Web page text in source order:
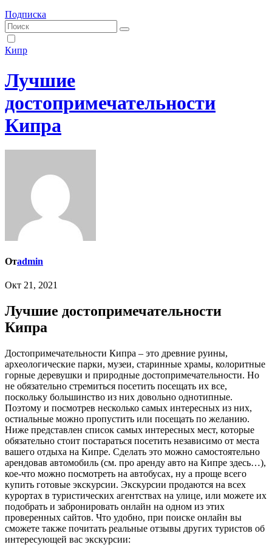
Подписка
Кипр
Лучшие
достопримечательности
Кипра
Отadmin
Окт 21, 2021
Лучшие достопримечательности
Кипра
Достопримечательности Кипра – это древние руины,
археологические парки, музеи, старинные храмы, колоритные
горные деревушки и природные достопримечательности. Но
не обязательно стремиться посетить посещать их все,
поскольку большинство из них довольно однотипные.
Поэтому и посмотрев несколько самых интересных из них,
остиальные можно пропустить или посещать по желанию.
Ниже представлен список самых интересных мест, которые
обязательно стоит постараться посетить независимо от места
вашего отдыха на Кипре. Сделать это можно самостоятельно
арендовав автомобиль (см. про аренду авто на Кипре здесь…),
кое-что можно посмотреть на автобусах, ну а проще всего
купить готовые экскурсии. Экскурсии продаются на всех
курортах в туристических агентствах на улице, или можете их
подобрать и забронировать онлайн на одном из этих
проверенных сайтов. Что удобно, при поиске онлайн вы
сможете также почитать реальные отзывы других туристов об
интересующей вас экскурсии: